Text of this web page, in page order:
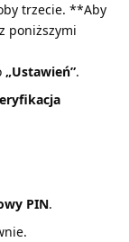
trzecie. **Aby
poniższymi
„Ustawień”.
PIN.